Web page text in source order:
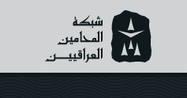
content